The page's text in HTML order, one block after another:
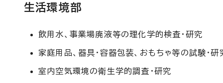
生活環境部
飲用水、事業場廃液等の理化学的検査・研究
家庭用品、器具・容器包装、おもちゃ等の試験・研
室内空気環境の衛生学的調査・研究